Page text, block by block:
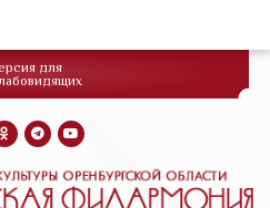
для